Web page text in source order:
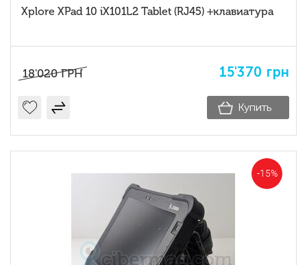
Xplore XPad 10 iX101L2 Tablet (RJ45) +клавиатура
18'020 ГРН 15'370 грн
Купить
-15%